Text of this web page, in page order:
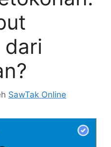
SawTak Online